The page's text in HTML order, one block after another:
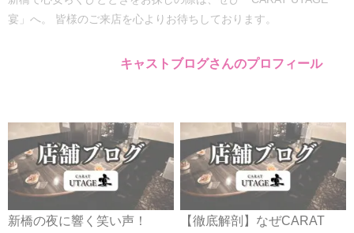
宴」へ。 皆様のご来店を心よりお待ちしております。
キャストブログさんのプロフィール
新橋の夜に響く笑い声！
【徹底解剖】なぜCARAT